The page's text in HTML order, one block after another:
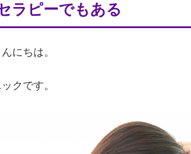
ラピーでもある
にちは。
クです。